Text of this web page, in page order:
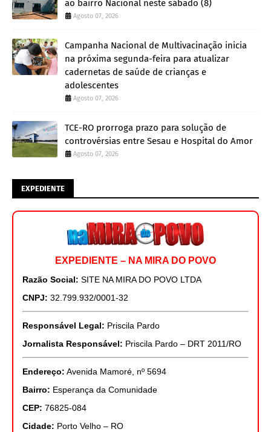
ao bairro Nacional neste sábado (8)
Agosto 07, 2026
Campanha Nacional de Multivacinação inicia
na próxima segunda-feira para atualizar
cadernetas de saúde de crianças e
adolescentes
Agosto 07, 2026
TCE-RO prorroga prazo para solução de
controvérsias entre Sesau e Hospital do Amor
Agosto 07, 2026
EXPEDIENTE
EXPEDIENTE – NA MIRA DO POVO
Razão Social: SITE NA MIRA DO POVO LTDA
CNPJ: 32.799.932/0001-32
Responsável Legal: Priscila Pardo
Jornalista Responsável: Priscila Pardo – DRT 2011/RO
Endereço: Avenida Mamoré, nº 5694
Bairro: Esperança da Comunidade
CEP: 76825-084
Cidade: Porto Velho – RO